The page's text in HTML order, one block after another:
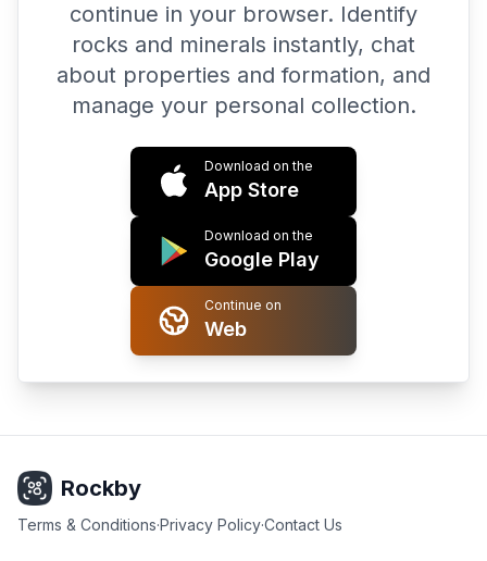
continue in your browser. Identify
rocks and minerals instantly, chat
about properties and formation, and
manage your personal collection.
Download on the
App Store
Download on the
Google Play
Continue on
Web
Rockby
Terms & Conditions·Privacy Policy·Contact Us